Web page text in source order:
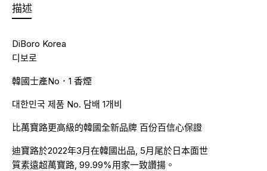
描述
DiBoro Korea
디보로
韓國士產No．1 香煙
대한민국 제품 No. 담배 1개비
比萬寶路更高級的韓國全新品牌 百份百信心保證
迪寶路於2022年3月在韓國出品, 5月尾於日本面世
質素遠超萬寶路, 99.99%用家一致讚揚。